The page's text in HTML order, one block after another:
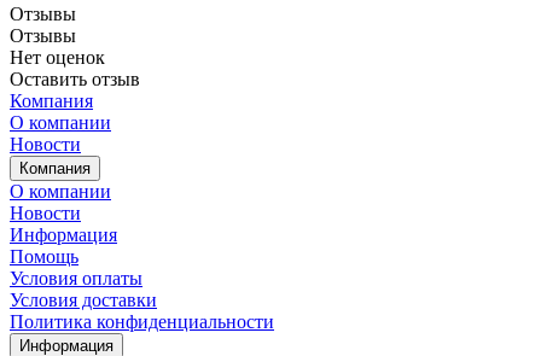
Отзывы
Отзывы
Нет оценок
Оставить отзыв
Компания
О компании
Новости
Компания
О компании
Новости
Информация
Помощь
Условия оплаты
Условия доставки
Политика конфиденциальности
Информация